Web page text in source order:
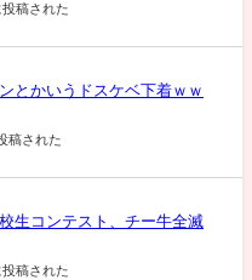
稿された
とかいうドスケベ下着ｗｗ
稿された
生コンテスト、チー牛全滅
稿された